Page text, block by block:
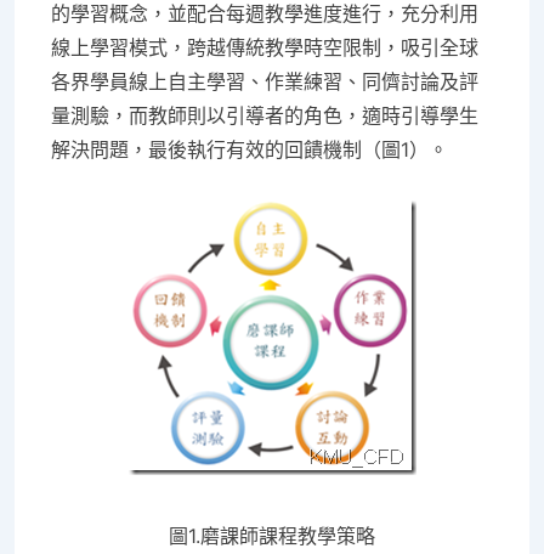
的學習概念，並配合每週教學進度進行，充分利用
線上學習模式，跨越傳統教學時空限制，吸引全球
各界學員線上自主學習、作業練習、同儕討論及評
量測驗，而教師則以引導者的角色，適時引導學生
解決問題，最後執行有效的回饋機制（圖1）。
圖1.磨課師課程教學策略